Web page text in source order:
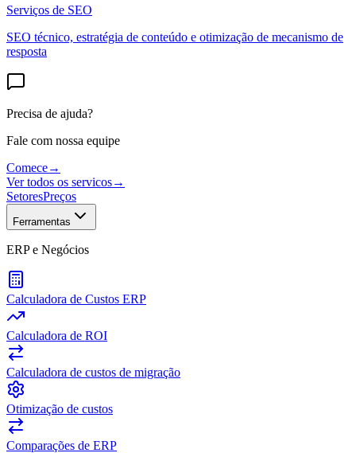
Serviços de SEO
SEO técnico, estratégia de conteúdo e otimização de mecanismo de
resposta
Precisa de ajuda?
Fale com nossa equipe
Comece→
Ver todos os servicos→
SetoresPreços
Ferramentas
ERP e Negócios
Calculadora de Custos ERP
Calculadora de ROI
Calculadora de custos de migração
Otimização de custos
Comparações de ERP